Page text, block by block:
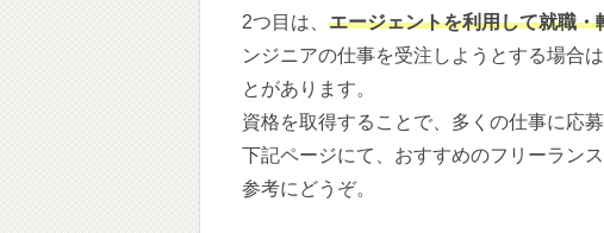
2つ目は、 エージェントを利用して就職・
ンジニアの仕事を受注しようとする場合
とがあります。
資格を取得することで、多くの仕事に応
下記ページにて、おすすめのフリーラン
参考にどうぞ。